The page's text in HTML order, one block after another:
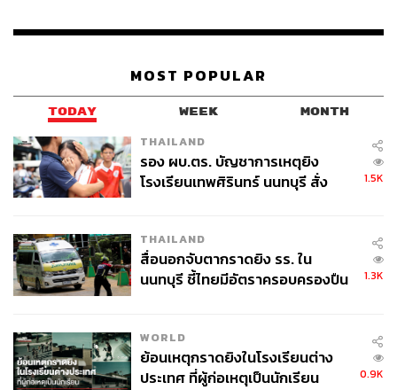
MOST POPULAR
TODAY WEEK MONTH
THAILAND
รอง ผบ.ตร. บัญชาการเหตุยิง
โรงเรียนเทพศิรินทร์ นนทบุรี สั่ง
1.5K
THAILAND
สื่อนอกจับตากราดยิง รร. ใน
นนทบุรี ชี้ไทยมีอัตราครอบครองปืน
1.3K
WORLD
ย้อนเหตุกราดยิงในโรงเรียนต่าง
ประเทศ ที่ผู้ก่อเหตุเป็นนักเรียน
0.9K